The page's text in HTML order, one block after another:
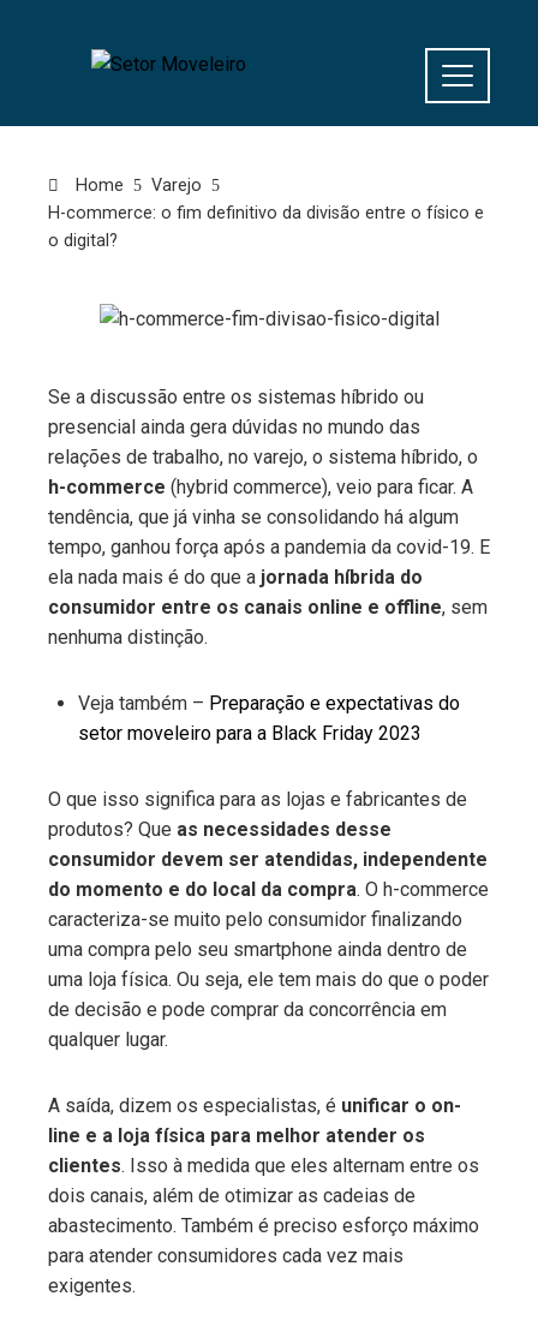
Home
Varejo
H-commerce: o fim definitivo da divisão entre o físico e
o digital?
Se a discussão entre os sistemas híbrido ou
presencial ainda gera dúvidas no mundo das
relações de trabalho, no varejo, o sistema híbrido, o
h-commerce (hybrid commerce), veio para ficar. A
tendência, que já vinha se consolidando há algum
tempo, ganhou força após a pandemia da covid-19. E
ela nada mais é do que a jornada híbrida do
consumidor entre os canais online e offline, sem
nenhuma distinção.
Veja também – Preparação e expectativas do
setor moveleiro para a Black Friday 2023
O que isso significa para as lojas e fabricantes de
produtos? Que as necessidades desse
consumidor devem ser atendidas, independente
do momento e do local da compra. O h-commerce
caracteriza-se muito pelo consumidor finalizando
uma compra pelo seu smartphone ainda dentro de
uma loja física. Ou seja, ele tem mais do que o poder
de decisão e pode comprar da concorrência em
qualquer lugar.
A saída, dizem os especialistas, é unificar o on-
line e a loja física para melhor atender os
clientes. Isso à medida que eles alternam entre os
dois canais, além de otimizar as cadeias de
abastecimento. Também é preciso esforço máximo
para atender consumidores cada vez mais
exigentes.